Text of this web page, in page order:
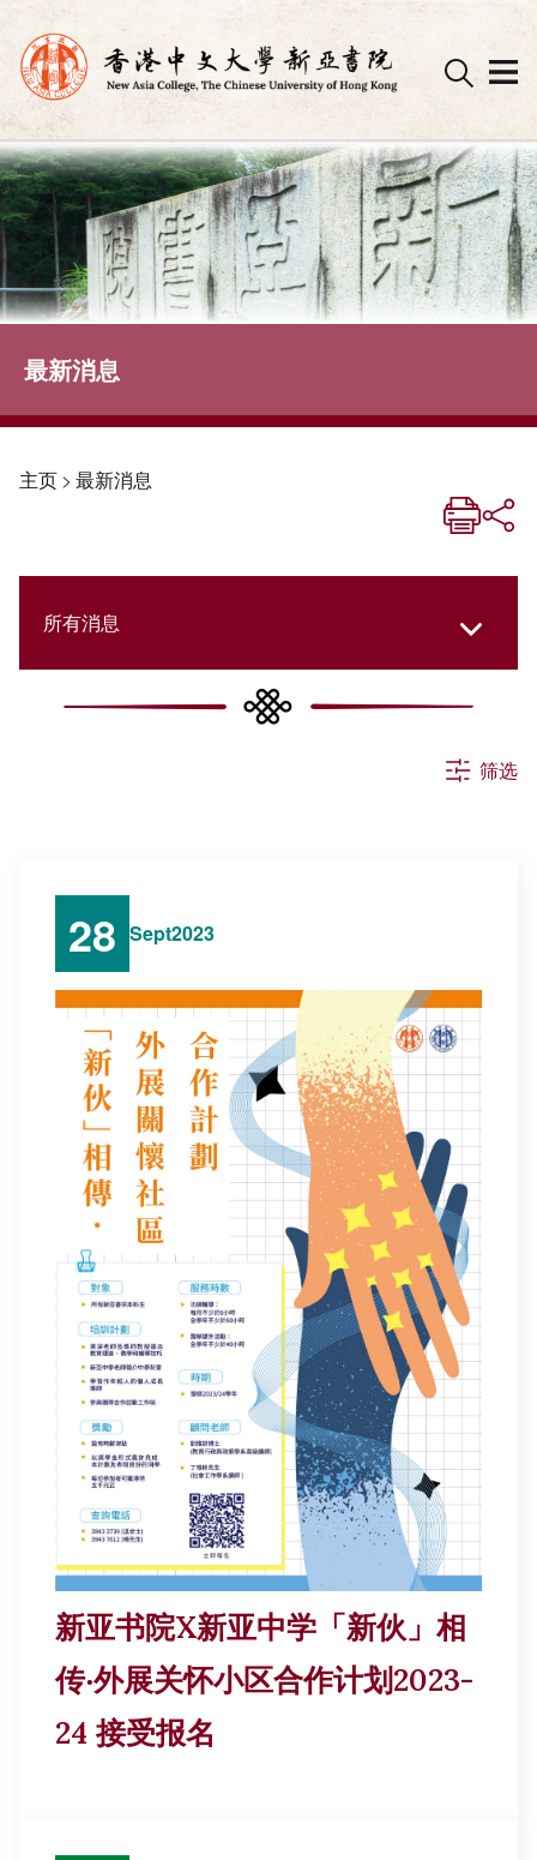
Skip
to
content
最新消息
主页> 最新消息
所有消息
活动
公告
其他
筛选
28 Sept2023
新亚书院X新亚中学「新伙」相
传‧外展关怀小区合作计划2023-
24 接受报名